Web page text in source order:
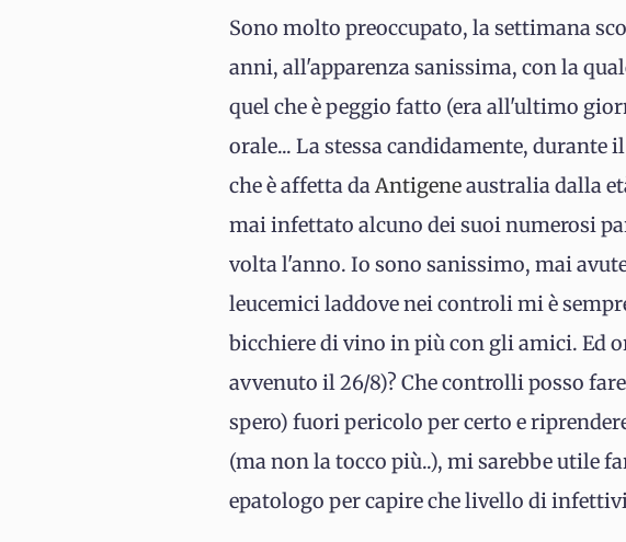
Sono molto preoccupato, la settimana
anni, all'apparenza sanissima, con la
quel che è peggio fatto (era all'ultimo
orale... La stessa candidamente, durante
che è affetta daAntigeneaustralia dalla
mai infettato alcuno dei suoi numerosi
volta l'anno. Io sono sanissimo, mai
leucemici laddove nei controli mi è
bicchiere di vino in più con gli amici. Ed
avvenuto il 26/8)? Che controlli posso
spero) fuori pericolo per certo e
(ma non la tocco più..), mi sarebbe utile
epatologo per capire che livello di